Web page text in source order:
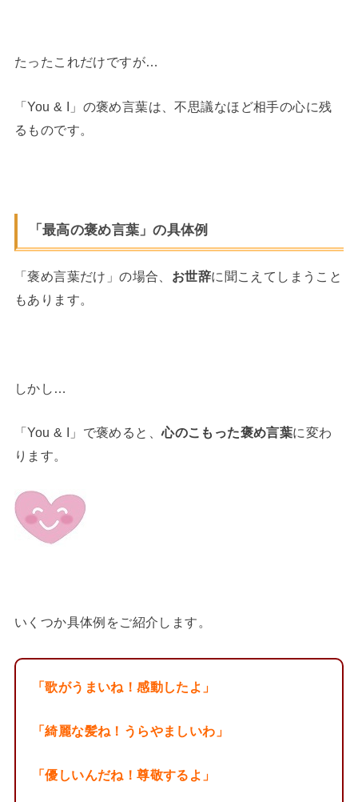
たったこれだけですが…
「You & I」の褒め言葉は、不思議なほど相手の心に残
るものです。
「最高の褒め言葉」の具体例
「褒め言葉だけ」の場合、 お世辞に聞こえてしまうこと
もあります。
しかし…
「You & I」で褒めると、心のこもった褒め言葉に変わ
ります。
いくつか具体例をご紹介します。
「歌がうまいね！感動したよ」
「綺麗な髪ね！うらやましいわ」
「優しいんだね！尊敬するよ」